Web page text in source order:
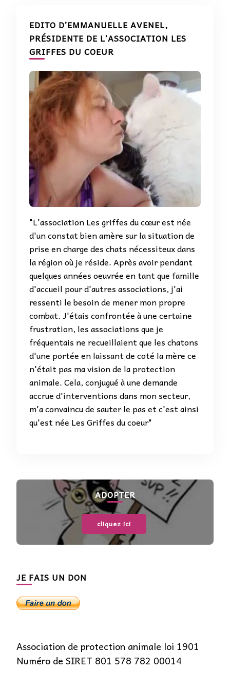
EDITO D’EMMANUELLE AVENEL,
PRÉSIDENTE DE L’ASSOCIATION LES
GRIFFES DU COEUR
"L'association Les griffes du cœur est née
d'un constat bien amère sur la situation de
prise en charge des chats nécessiteux dans
la région où je réside. Après avoir pendant
quelques années oeuvrée en tant que famille
d'accueil pour d'autres associations, j'ai
ressenti le besoin de mener mon propre
combat. J'étais confrontée à une certaine
frustration, les associations que je
fréquentais ne recueillaient que les chatons
d'une portée en laissant de coté la mère ce
n'était pas ma vision de la protection
animale. Cela, conjugué à une demande
accrue d'interventions dans mon secteur,
m'a convaincu de sauter le pas et c'est ainsi
qu'est née Les Griffes du coeur"
ADOPTER
cliquez ici
JE FAIS UN DON
Association de protection animale loi 1901
Numéro de SIRET 801 578 782 00014